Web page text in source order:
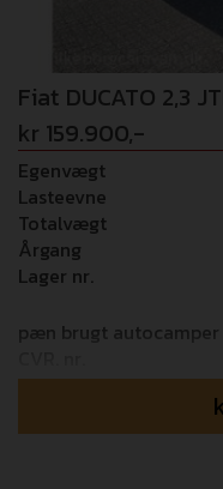
cykelholder, 100 Ah
undervognsbehandlet,
fejl i opstillingen!
Fiat DUCATO 2,3
kr 159.900,-
Egenvægt
Lasteevne
Totalvægt
Årgang
Lager nr.
pæn brugt